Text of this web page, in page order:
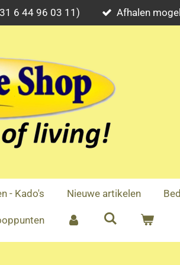
6 44 96 03 11) Afhalen
- Kado's Nieuwe artikelen